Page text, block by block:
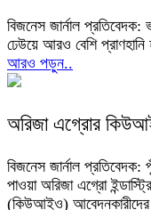
বিজনেস জার্নাল প্রতিবেদক:
ঢেউয়ে আরও বেশি
আরও পড়ুন..
অরিজা এগ্রোর
বিজনেস জার্নাল
পাওয়া অরিজা এগ্রো
(কিউআইও) আবেদনকারীদের